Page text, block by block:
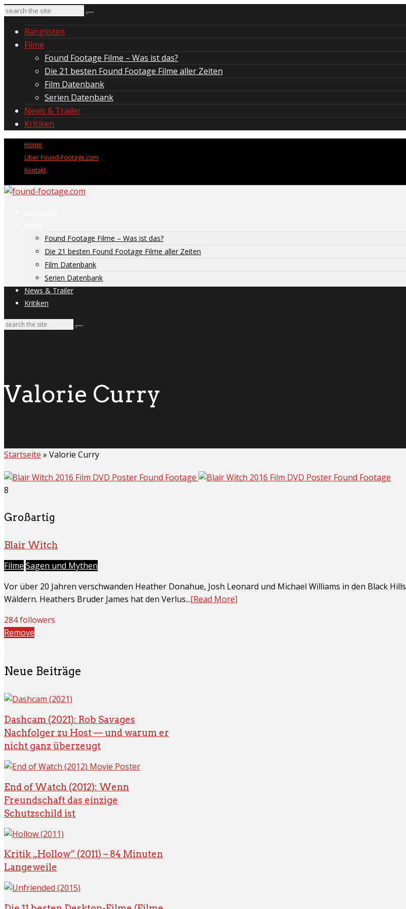
Ranglisten
Filme
Found Footage Filme – Was ist das?
Die 21 besten Found Footage Filme aller Zeiten
Film Datenbank
Serien Datenbank
News & Trailer
Kritiken
Home
Über Found-Footage.com
Kontakt
Found Footage Filme – Was ist das?
Die 21 besten Found Footage Filme aller Zeiten
Film Datenbank
Serien Datenbank
News & Trailer
Kritiken
Valorie Curry
Startseite » Valorie Curry
8
Großartig
Blair Witch
Filme Sagen und Mythen
Vor über 20 Jahren verschwanden Heather Donahue, Josh Leonard und Michael Williams in den Black Hills
Wäldern. Heathers Bruder James hat den Verlus...[Read More]
284 followers
Remove
Neue Beiträge
Dashcam (2021): Rob Savages
Nachfolger zu Host — und warum er
nicht ganz überzeugt
End of Watch (2012): Wenn
Freundschaft das einzige
Schutzschild ist
Kritik „Hollow“ (2011) – 84 Minuten
Langeweile